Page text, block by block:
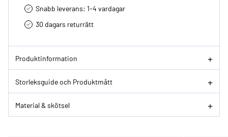
Snabb leverans: 1-4 vardagar
30 dagars returrätt­
Produktinformation
Storleksguide och Produktmått
Material & skötsel